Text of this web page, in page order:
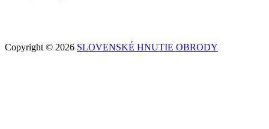
Copyright © 2026 SLOVENSKÉ HNUTIE OBRODY